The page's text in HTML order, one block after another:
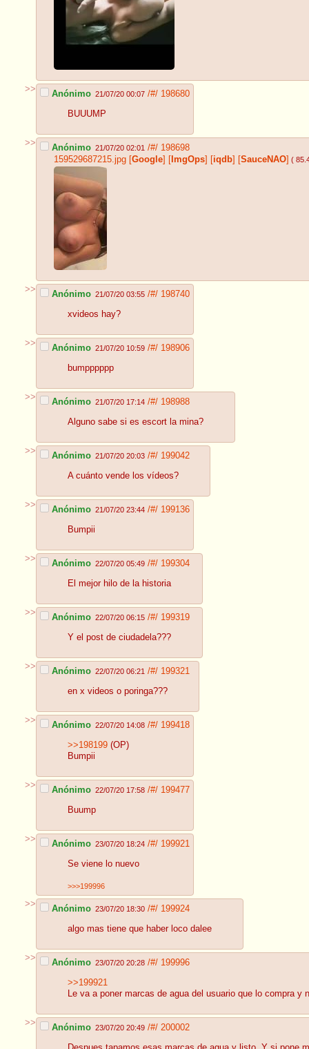
>> Anónimo 21/07/20 00:07 /#/ 198680
BUUUMP
>> Anónimo 21/07/20 02:01 /#/ 198698
159529687215.jpg [Google] [ ImgOps] [iqdb] [SauceNAO] (
>> Anónimo 21/07/20 03:55 /#/ 198740
xvideos hay?
>> Anónimo 21/07/20 10:59 /#/ 198906
bumpppppp
>> Anónimo 21/07/20 17:14 /#/ 198988
Alguno sabe si es escort la mina?
>> Anónimo 21/07/20 20:03 /#/ 199042
A cuánto vende los vídeos?
>> Anónimo 21/07/20 23:44 /#/ 199136
Bumpii
>> Anónimo 22/07/20 05:49 /#/ 199304
El mejor hilo de la historia
>> Anónimo 22/07/20 06:15 /#/ 199319
Y el post de ciudadela???
>> Anónimo 22/07/20 06:21 /#/ 199321
en x videos o poringa???
>> Anónimo 22/07/20 14:08 /#/ 199418
>>198199 (OP)
Bumpii
>> Anónimo 22/07/20 17:58 /#/ 199477
Buump
>> Anónimo 23/07/20 18:24 /#/ 199921
Se viene lo nuevo
>>>199996
>> Anónimo 23/07/20 18:30 /#/ 199924
algo mas tiene que haber loco dalee
>> Anónimo 23/07/20 20:28 /#/ 199996
>>199921
Le va a poner marcas de agua del usuario que lo compra
>> Anónimo 23/07/20 20:49 /#/ 200002